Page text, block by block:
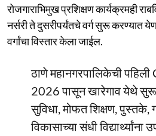
रोजगाराभिमुख प्रशिक्षण कार्यक्रमही
नर्सरी ते दुसरीपर्यंतचे वर्ग सुरू करण्यात
वर्गांचा विस्तार केला जाईल.
ठाणे महानगरपालिकेची
2026 पासून खारेगाव येथे
सुविधा, मोफत शिक्षण, पुस्तके,
विकासाच्या संधी विद्यार्थ्यांना